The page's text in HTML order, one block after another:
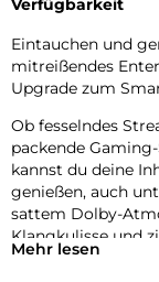
Verfügbarkeit
Eintauchen und
mitreißendes
Upgrade zum
Ob fesselndes
packende
kannst du deine
genießen, auch
sattem Dolby-
Klangkulisse und
der ausdauernde
Mehr lesen